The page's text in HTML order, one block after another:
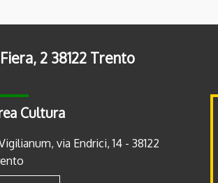
2 38122 Trento
Cultura
via Endrici, 14 - 38122